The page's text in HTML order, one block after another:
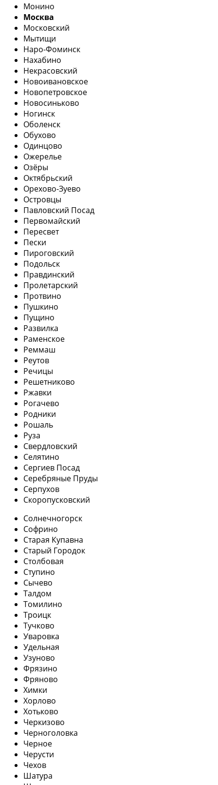
Монино
Москва
Московский
Мытищи
Наро-Фоминск
Нахабино
Некрасовский
Новоивановское
Новопетровское
Новосиньково
Ногинск
Оболенск
Обухово
Одинцово
Ожерелье
Озёры
Октябрьский
Орехово-Зуево
Островцы
Павловский Посад
Первомайский
Пересвет
Пески
Пироговский
Подольск
Правдинский
Пролетарский
Протвино
Пушкино
Пущино
Развилка
Раменское
Реммаш
Реутов
Речицы
Решетниково
Ржавки
Рогачево
Родники
Рошаль
Руза
Свердловский
Селятино
Сергиев Посад
Серебряные Пруды
Серпухов
Скоропусковский
Солнечногорск
Софрино
Старая Купавна
Старый Городок
Столбовая
Ступино
Сычево
Талдом
Томилино
Троицк
Тучково
Уваровка
Удельная
Узуново
Фрязино
Фряново
Химки
Хорлово
Хотьково
Черкизово
Черноголовка
Черное
Черусти
Чехов
Шатура